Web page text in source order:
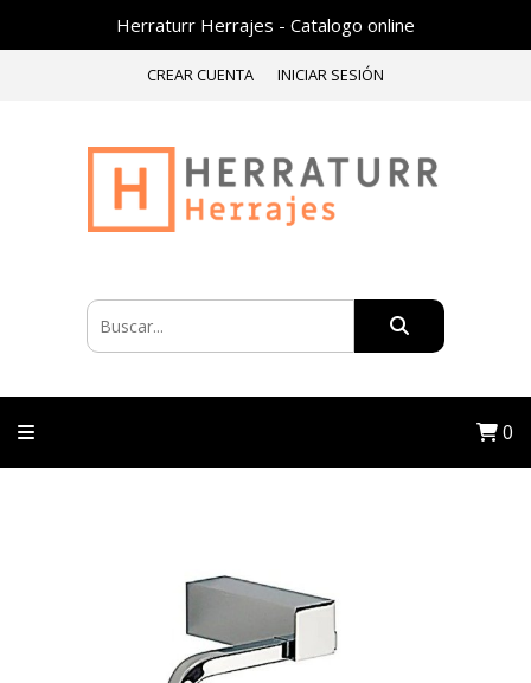
Herraturr Herrajes - Catalogo online
CREAR CUENTA INICIAR SESIÓN
0